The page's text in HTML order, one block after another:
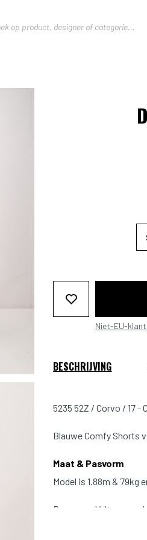
Niet-EU-
BESCHRIJVING
5235 52Z / Corvo / 17 -
Blauwe Comfy Shorts
Maat & Pasvorm
Model is 1.88m & 79kg
Pasvorm: Valt normaal